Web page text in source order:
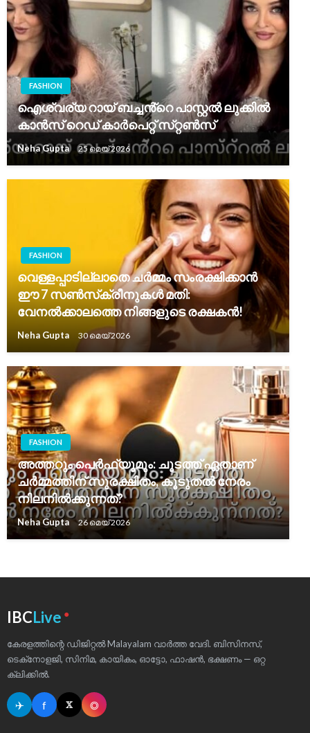
FASHION
ഐശ്വര്യ റായ് ബച്ചൻ്റെ പാസ്റ്റൽ ലുക്കിൽ
കാൻസ് റെഡ് കാർപെറ്റ് സ്‌റ്റൺസ്
Neha Gupta 25 മെയ്‌ 2026
FASHION
വെള്ളപ്പാടില്ലാതെ ചർമ്മം സംരക്ഷിക്കാൻ
ഈ 7 സൺസ്‌ക്രീനുകൾ മതി:
വേനൽക്കാലത്തെ നിങ്ങളുടെ രക്ഷകൻ!
Neha Gupta 30 മെയ്‌ 2026
FASHION
അത്തറും പെർഫ്യൂമും: ചൂടത്ത് ഏതാണ്
ചർമ്മത്തിന് സുരക്ഷിതം, കൂടുതൽ നേരം
നിലനിൽക്കുന്നത്?
Neha Gupta 26 മെയ്‌ 2026
IBCLive ●
കേരളത്തിന്റെ ഡിജിറ്റൽ Malayalam വാർത്ത വേദി. ബിസിനസ്,
ടെക്‌നോളജി, സിനിമ, കായികം, ഓട്ടോ, ഫാഷൻ, ഭക്ഷണം — ഒറ്റ
ക്ലിക്കിൽ.
✈ f 𝕏 ◎